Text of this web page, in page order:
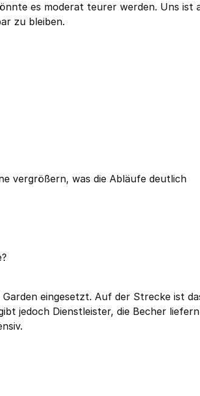
es moderat teurer werden. Uns ist
zu bleiben.
vergrößern, was die Abläufe deutlich
eingesetzt. Auf der Strecke ist
jedoch Dienstleister, die Becher